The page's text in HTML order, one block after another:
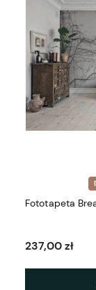
Fototapeta
237,00 zł